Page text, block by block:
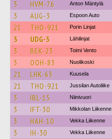
3 HVM-76 Anton Mäntylä
3 AUG-3 Espoon Auto
21 THO-921 Porin Linjat
3 UDG-3 Lähilinjat
3 BEK-23 Toimi Vento
3 OOH-83 Nuolikoski
21 LHK-63 Kuusela
21 THO-921 Jussilan Autoliike
3 IBL-15 Niinivuori
3 IFT-30 Mikkolan Liikenne
3 HAH-10 Vekka Liikenne
3 IH-30 Vekka Liikenne